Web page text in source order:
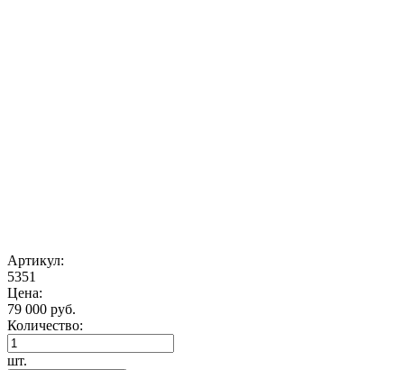
Артикул:
5351
Цена:
79 000 руб.
Количество:
шт.